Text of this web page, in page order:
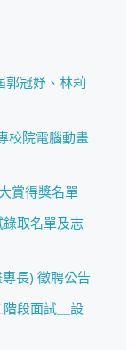
郭冠妤、林莉
校院電腦動畫
賞得獎名單
取名單及志
長) 徵聘公告
段面試＿設